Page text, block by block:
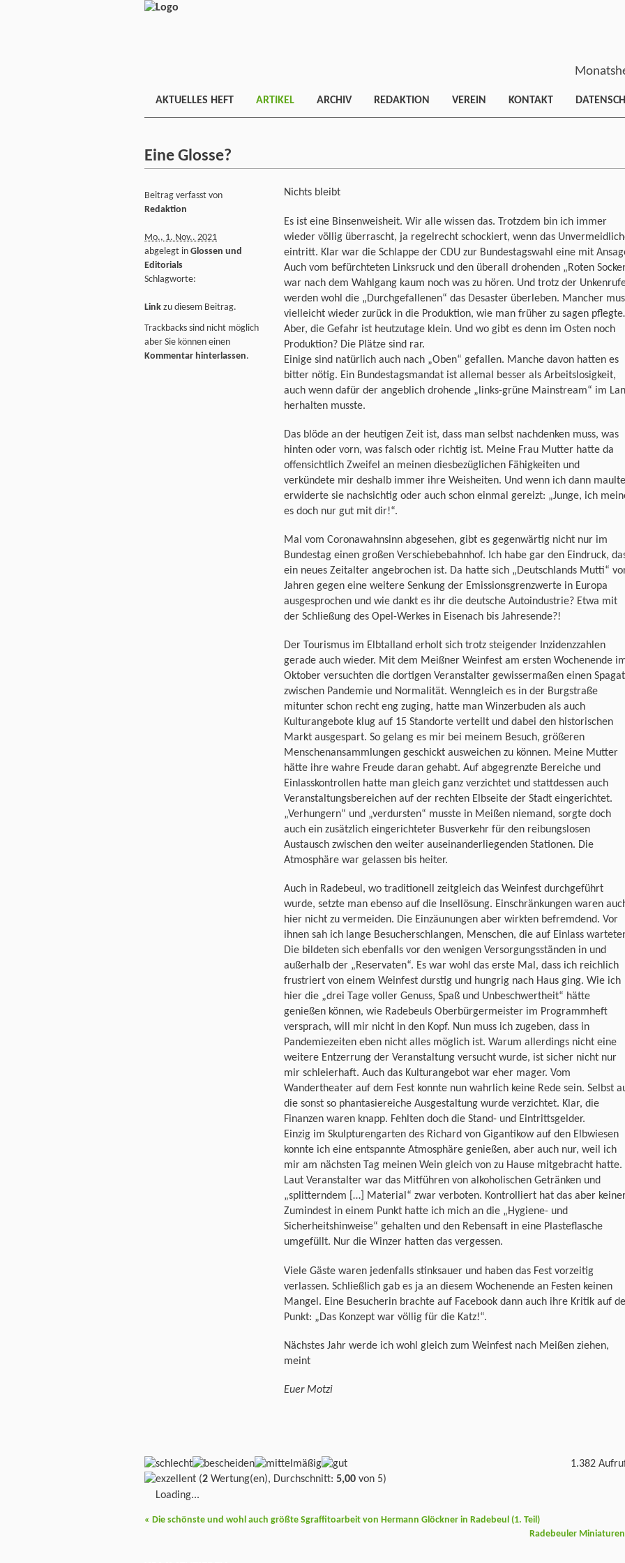
AKTUELLES HEFT ARTIKEL ARCHIV REDAKTION VEREIN KONTAKT
Eine Glosse?
Nichts bleibt
Es ist eine Binsenweisheit. Wir alle wissen das. Trotzdem bin ich immer
wieder völlig überrascht, ja regelrecht schockiert, wenn das
eintritt. Klar war die Schlappe der CDU zur Bundestagswahl eine mit
Auch vom befürchteten Linksruck und den überall drohenden „Roten
war nach dem Wahlgang kaum noch was zu hören. Und trotz der
werden wohl die „Durchgefallenen“ das Desaster überleben. Mancher
vielleicht wieder zurück in die Produktion, wie man früher zu sagen
Aber, die Gefahr ist heutzutage klein. Und wo gibt es denn im Osten noch
Produktion? Die Plätze sind rar.
Einige sind natürlich auch nach „Oben“ gefallen. Manche davon hatten es
bitter nötig. Ein Bundestagsmandat ist allemal besser als Arbeitslosigkeit,
auch wenn dafür der angeblich drohende „links-grüne Mainstream“ im
herhalten musste.
Das blöde an der heutigen Zeit ist, dass man selbst nachdenken muss, was
hinten oder vorn, was falsch oder richtig ist. Meine Frau Mutter hatte da
offensichtlich Zweifel an meinen diesbezüglichen Fähigkeiten und
verkündete mir deshalb immer ihre Weisheiten. Und wenn ich dann
erwiderte sie nachsichtig oder auch schon einmal gereizt: „Junge, ich
es doch nur gut mit dir!“.
Mal vom Coronawahnsinn abgesehen, gibt es gegenwärtig nicht nur im
Bundestag einen großen Verschiebebahnhof. Ich habe gar den Eindruck,
ein neues Zeitalter angebrochen ist. Da hatte sich „Deutschlands Mutti“
Jahren gegen eine weitere Senkung der Emissionsgrenzwerte in Europa
ausgesprochen und wie dankt es ihr die deutsche Autoindustrie? Etwa mit
der Schließung des Opel-Werkes in Eisenach bis Jahresende?!
Der Tourismus im Elbtalland erholt sich trotz steigender Inzidenzzahlen
gerade auch wieder. Mit dem Meißner Weinfest am ersten Wochenende
Oktober versuchten die dortigen Veranstalter gewissermaßen einen Spagat
zwischen Pandemie und Normalität. Wenngleich es in der Burgstraße
mitunter schon recht eng zuging, hatte man Winzerbuden als auch
Kulturangebote klug auf 15 Standorte verteilt und dabei den historischen
Markt ausgespart. So gelang es mir bei meinem Besuch, größeren
Menschenansammlungen geschickt ausweichen zu können. Meine Mutter
hätte ihre wahre Freude daran gehabt. Auf abgegrenzte Bereiche und
Einlasskontrollen hatte man gleich ganz verzichtet und stattdessen auch
Veranstaltungsbereichen auf der rechten Elbseite der Stadt eingerichtet.
„Verhungern“ und „verdursten“ musste in Meißen niemand, sorgte doch
auch ein zusätzlich eingerichteter Busverkehr für den reibungslosen
Austausch zwischen den weiter auseinanderliegenden Stationen. Die
Atmosphäre war gelassen bis heiter.
Auch in Radebeul, wo traditionell zeitgleich das Weinfest durchgeführt
wurde, setzte man ebenso auf die Insellösung. Einschränkungen waren
hier nicht zu vermeiden. Die Einzäunungen aber wirkten befremdend. Vor
ihnen sah ich lange Besucherschlangen, Menschen, die auf Einlass
Die bildeten sich ebenfalls vor den wenigen Versorgungsständen in und
außerhalb der „Reservaten“. Es war wohl das erste Mal, dass ich reichlich
frustriert von einem Weinfest durstig und hungrig nach Haus ging. Wie ich
hier die „drei Tage voller Genuss, Spaß und Unbeschwertheit“ hätte
genießen können, wie Radebeuls Oberbürgermeister im Programmheft
versprach, will mir nicht in den Kopf. Nun muss ich zugeben, dass in
Pandemiezeiten eben nicht alles möglich ist. Warum allerdings nicht eine
weitere Entzerrung der Veranstaltung versucht wurde, ist sicher nicht nur
mir schleierhaft. Auch das Kulturangebot war eher mager. Vom
Wandertheater auf dem Fest konnte nun wahrlich keine Rede sein. Selbst
die sonst so phantasiereiche Ausgestaltung wurde verzichtet. Klar, die
Finanzen waren knapp. Fehlten doch die Stand- und Eintrittsgelder.
Einzig im Skulpturengarten des Richard von Gigantikow auf den Elbwiesen
konnte ich eine entspannte Atmosphäre genießen, aber auch nur, weil ich
mir am nächsten Tag meinen Wein gleich von zu Hause mitgebracht hatte.
Laut Veranstalter war das Mitführen von alkoholischen Getränken und
„splitterndem […] Material“ zwar verboten. Kontrolliert hat das aber
Zumindest in einem Punkt hatte ich mich an die „Hygiene- und
Sicherheitshinweise“ gehalten und den Rebensaft in eine Plasteflasche
umgefüllt. Nur die Winzer hatten das vergessen.
Viele Gäste waren jedenfalls stinksauer und haben das Fest vorzeitig
verlassen. Schließlich gab es ja an diesem Wochenende an Festen keinen
Mangel. Eine Besucherin brachte auf Facebook dann auch ihre Kritik auf
Punkt: „Das Konzept war völlig für die Katz!“.
Nächstes Jahr werde ich wohl gleich zum Weinfest nach Meißen ziehen,
meint
Euer Motzi
Beitrag verfasst von
Redaktion
Mo., 1. Nov.. 2021
abgelegt in Glossen und
Editorials
Schlagworte:
Link zu diesem Beitrag.
Trackbacks sind nicht möglich
aber Sie können einen
Kommentar hinterlassen.
(2 Wertung(en), Durchschnitt: 5,00 von 5)
Loading...
1.382
« Die schönste und wohl auch größte Sgraffitoarbeit von Hermann Glöckner in Radebeul (1. Teil)
Radebeuler